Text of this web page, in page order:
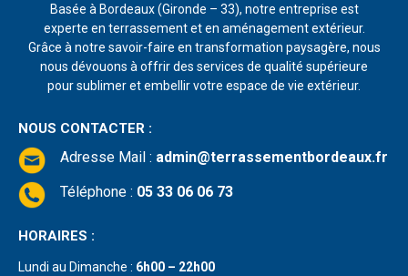
Basée à Bordeaux (Gironde – 33), notre entreprise est
experte en terrassement et en aménagement extérieur.
Grâce à notre savoir-faire en transformation paysagère, nous
nous dévouons à offrir des services de qualité supérieure
pour sublimer et embellir votre espace de vie extérieur.
NOUS CONTACTER :
Adresse Mail : admin@terrassementbordeaux.fr
Téléphone : 05 33 06 06 73
HORAIRES :
Lundi au Dimanche : 6h00 – 22h00